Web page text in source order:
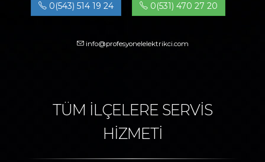
0(543) 514 19 24 0(531) 470 27 20
info@profesyonelelektrikci.com
TÜM İLÇELERE SERVİS
HİZMETİ